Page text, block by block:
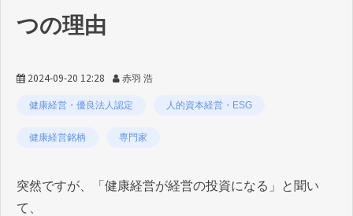
つの理由
2024-09-20 12:28 赤羽 浩
健康経営・優良法人認定 人的資本経営・ESG
健康経営銘柄 専門家
突然ですが、「健康経営が経営の投資になる」と聞い
て、